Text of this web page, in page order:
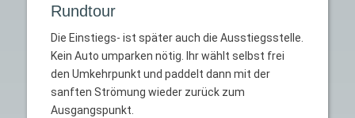
Rundtour
Die Einstiegs- ist später auch die Ausstiegsstelle.
Kein Auto umparken nötig. Ihr wählt selbst frei
den Umkehrpunkt und paddelt dann mit der
sanften Strömung wieder zurück zum
Ausgangspunkt.